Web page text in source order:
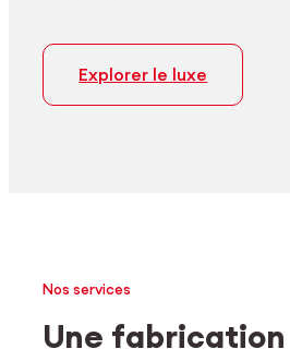
Explorer le luxe
Nos services
Une fabrication